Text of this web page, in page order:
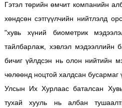
Гэтэл төрийн өмчит компанийн
хөндсөн сэтгүүлчийн нийтлэлд
"хувь хүний биометрик
тайлбарлаж, хэвлэл мэдээллийн
бичиг үйлдсэн нь олон нийтийн
чөлөөнд ноцтой халдсан
Улсын Их Хурлаас баталсан
тухай хууль нь албан